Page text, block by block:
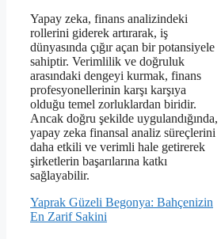
Yapay zeka, finans analizindeki
rollerini giderek artırarak, iş
dünyasında çığır açan bir potansiyele
sahiptir. Verimlilik ve doğruluk
arasındaki dengeyi kurmak, finans
profesyonellerinin karşı karşıya
olduğu temel zorluklardan biridir.
Ancak doğru şekilde uygulandığında,
yapay zeka finansal analiz süreçlerini
daha etkili ve verimli hale getirerek
şirketlerin başarılarına katkı
sağlayabilir.
Yaprak Güzeli Begonya: Bahçenizin
En Zarif Sakini